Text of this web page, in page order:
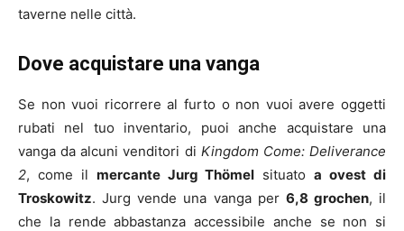
taverne nelle città.
Dove acquistare una vanga
Se non vuoi ricorrere al furto o non vuoi avere oggetti
rubati nel tuo inventario, puoi anche acquistare una
vanga da alcuni venditori di Kingdom Come: Deliverance
2, come il mercante Jurg Thömel situatoa ovest di
Troskowitz. Jurg vende una vanga per 6,8 grochen, il
che la rende abbastanza accessibile anche se non si